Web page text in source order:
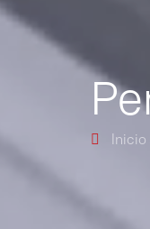
 Inicio